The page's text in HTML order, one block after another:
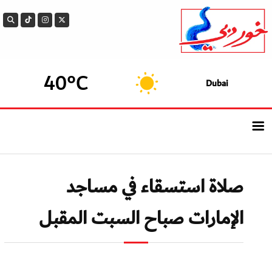
Dubai
40°C
الرئيسيــة
أحدث الأخبار
سوالف الدار
صلاة استسقاء في مساجد
الإمارات صباح السبت المقبل